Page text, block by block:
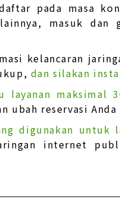
pada masa
masuk
kelancaran
dan silakan
layanan maksimal
ubah reservasi
digunakan
internet